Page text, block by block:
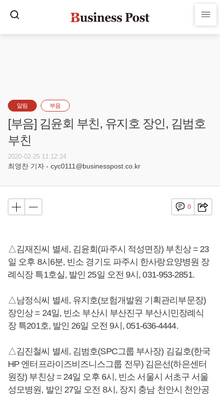
알림 부음
[부음] 김윤회 부친, 유지호 장인, 김범호
부친
2020-02-25 11:12:24
최영찬 기자 - cyc0111@businesspost.co.kr
0
△김재진씨 별세, 김윤회(파주시 적성면장) 부친상 = 23
일 오후 8시6분, 빈소 경기도 파주시 한사랑요양병원 장
례식장 특1호실, 발인 25일 오전 9시, 031-953-2851.
△남정식씨 별세, 유지호(보험개발원 기획관리부문장)
장인상 = 24일, 빈소 부산시 부산진구 부산시민장례식
장 특201호, 발인 26일 오전 9시, 051-636-4444.
△김진철씨 별세, 김범호(SPC그룹 부사장) 김길호(한국
HP 엔터프라이즈비즈니스그룹 전무) 김은선(하은센터
원장) 부친상 = 24일 오후 6시, 빈소 서울시 서초구 서울
성모병원, 발인 27일 오전 8시, 장지 충남 천안시 천안공